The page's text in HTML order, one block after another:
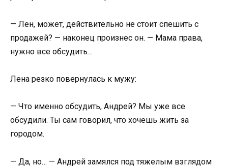
— Лен, может, действительно не стоит спешить с
продажей? — наконец произнес он. — Мама права,
нужно все обсудить…
Лена резко повернулась к мужу:
— Что именно обсудить, Андрей? Мы уже все
обсудили. Ты сам говорил, что хочешь жить за
городом.
— Да, но… — Андрей замялся под тяжелым взглядом